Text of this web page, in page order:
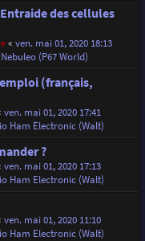
des cellules
« ven. mai 01, 2020 18:13
(P67 World)
(français,
ven. mai 01, 2020 17:41
Ham Electronic (Walt)
?
ven. mai 01, 2020 17:13
Ham Electronic (Walt)
ven. mai 01, 2020 11:10
Ham Electronic (Walt)